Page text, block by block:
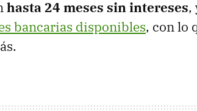
hasta 24 meses sin intereses,
bancarias disponibles, con lo